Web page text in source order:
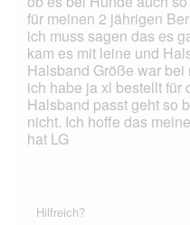
für meinen 2 jährigen
ich muss sagen das es
kam es mit leine und
Halsband Größe war
ich habe ja xl bestellt für
Halsband passt geht so
nicht. Ich hoffe das
hat LG
Hilfreich?